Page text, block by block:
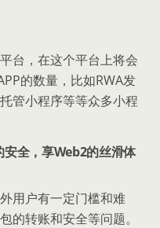
台，在这个平台上将会
的数量，比如RWA发
管小程序等等众多小程
全，享Web2的丝滑体
用户有一定门槛和难
的转账和安全等问题。